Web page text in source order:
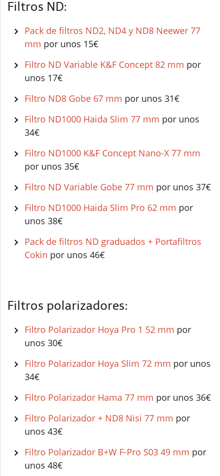
Filtros ND:
Pack de filtros ND2, ND4 y ND8 Neewer 77
mm por unos 15€
Filtro ND Variable K&F Concept 82 mm por
unos 17€
Filtro ND8 Gobe 67 mm por unos 31€
Filtro ND1000 Haida Slim 77 mm por unos
34€
Filtro ND1000 K&F Concept Nano-X 77 mm
por unos 35€
Filtro ND Variable Gobe 77 mm por unos 37€
Filtro ND1000 Haida Slim Pro 62 mm por
unos 38€
Pack de filtros ND graduados + Portafiltros
Cokin por unos 46€
Filtros polarizadores:
Filtro Polarizador Hoya Pro 1 52 mm por
unos 30€
Filtro Polarizador Hoya Slim 72 mm por unos
34€
Filtro Polarizador Hama 77 mm por unos 36€
Filtro Polarizador + ND8 Nisi 77 mm por
unos 43€
Filtro Polarizador B+W F-Pro S03 49 mm por
unos 48€